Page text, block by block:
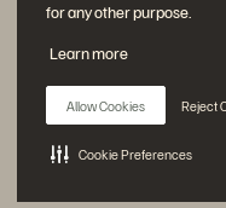
for any other purpose.
Learn more
Allow Cookies Reject
Cookie Preferences
문의하기
에버퓨어